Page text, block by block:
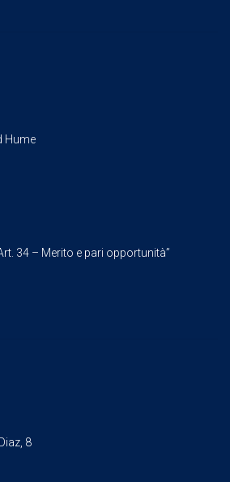
Hume
34 – Merito e pari opportunità”
8